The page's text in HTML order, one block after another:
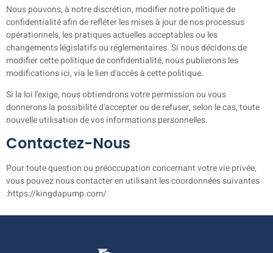
Nous pouvons, à notre discrétion, modifier notre politique de
confidentialité afin de refléter les mises à jour de nos processus
opérationnels, les pratiques actuelles acceptables ou les
changements législatifs ou réglementaires. Si nous décidons de
modifier cette politique de confidentialité, nous publierons les
modifications ici, via le lien d'accès à cette politique.
Si la loi l'exige, nous obtiendrons votre permission ou vous
donnerons la possibilité d'accepter ou de refuser, selon le cas, toute
nouvelle utilisation de vos informations personnelles.
Contactez-Nous
Pour toute question ou préoccupation concernant votre vie privée,
vous pouvez nous contacter en utilisant les coordonnées suivantes
:https://kingdapump.com/